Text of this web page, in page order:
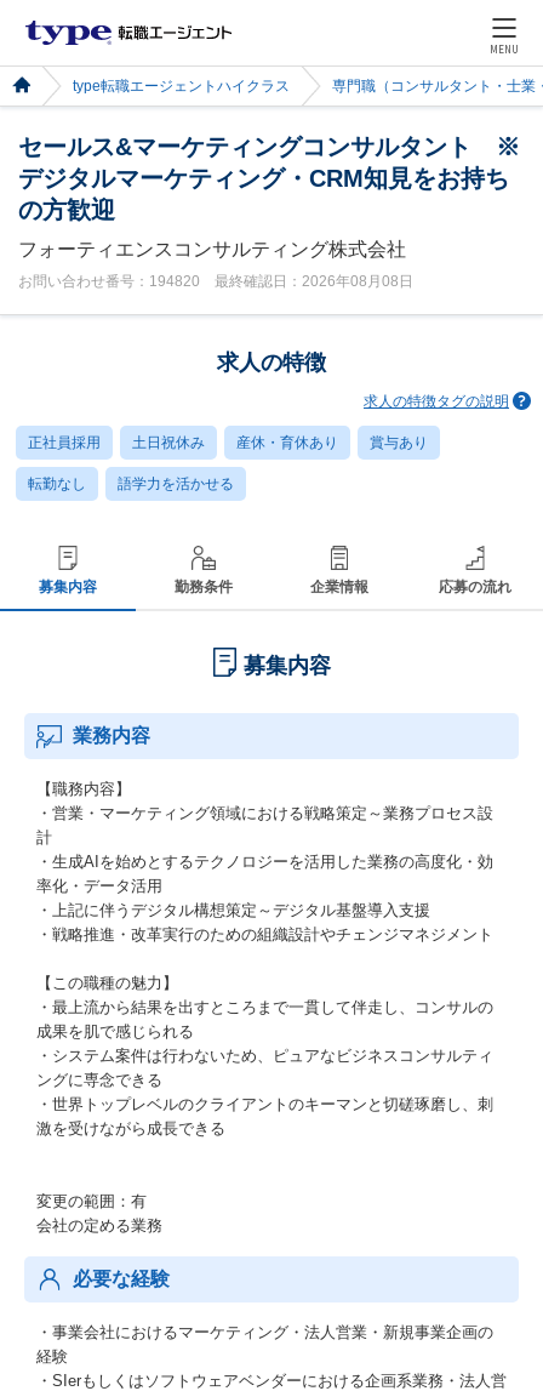
MENU
type転職エージェントハイクラス 専門職（コンサルタント・士業
セールス&マーケティングコンサルタント ※
デジタルマーケティング・CRM知見をお持ち
の方歓迎
フォーティエンスコンサルティング株式会社
お問い合わせ番号：194820 最終確認日：2026年08月08日
求人の特徴
求人の特徴タグの説明
正社員採用 土日祝休み 産休・育休あり 賞与あり
転勤なし 語学力を活かせる
募集内容 勤務条件 企業情報 応募の流れ
募集内容
業務内容
【職務内容】
・営業・マーケティング領域における戦略策定～業務プロセス設
計
・生成AIを始めとするテクノロジーを活用した業務の高度化・効
率化・データ活用
・上記に伴うデジタル構想策定～デジタル基盤導入支援
・戦略推進・改革実行のための組織設計やチェンジマネジメント
【この職種の魅力】
・最上流から結果を出すところまで一貫して伴走し、コンサルの
成果を肌で感じられる
・システム案件は行わないため、ピュアなビジネスコンサルティ
ングに専念できる
・世界トップレベルのクライアントのキーマンと切磋琢磨し、刺
激を受けながら成長できる
変更の範囲：有
会社の定める業務
必要な経験
・事業会社におけるマーケティング・法人営業・新規事業企画の
経験
・SIerもしくはソフトウェアベンダーにおける企画系業務・法人営